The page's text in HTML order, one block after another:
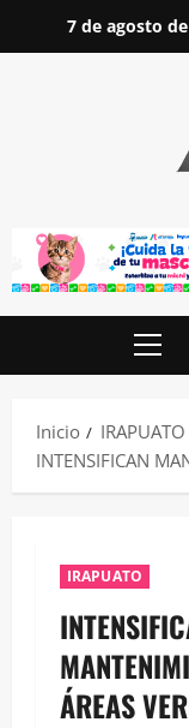
7 de agosto
Menú
Inicio
IRAPUATO
INTENSIFICAN
IRAPUATO
ÁREAS